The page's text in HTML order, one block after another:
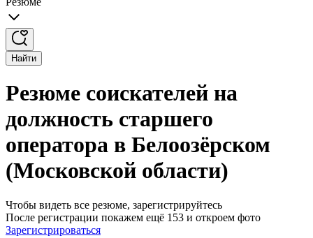
Найти
Резюме соискателей на
должность старшего
оператора в Белоозёрском
(Московской области)
Чтобы видеть все резюме, зарегистрируйтесь
После регистрации покажем ещё 153 и откроем фото
Зарегистрироваться